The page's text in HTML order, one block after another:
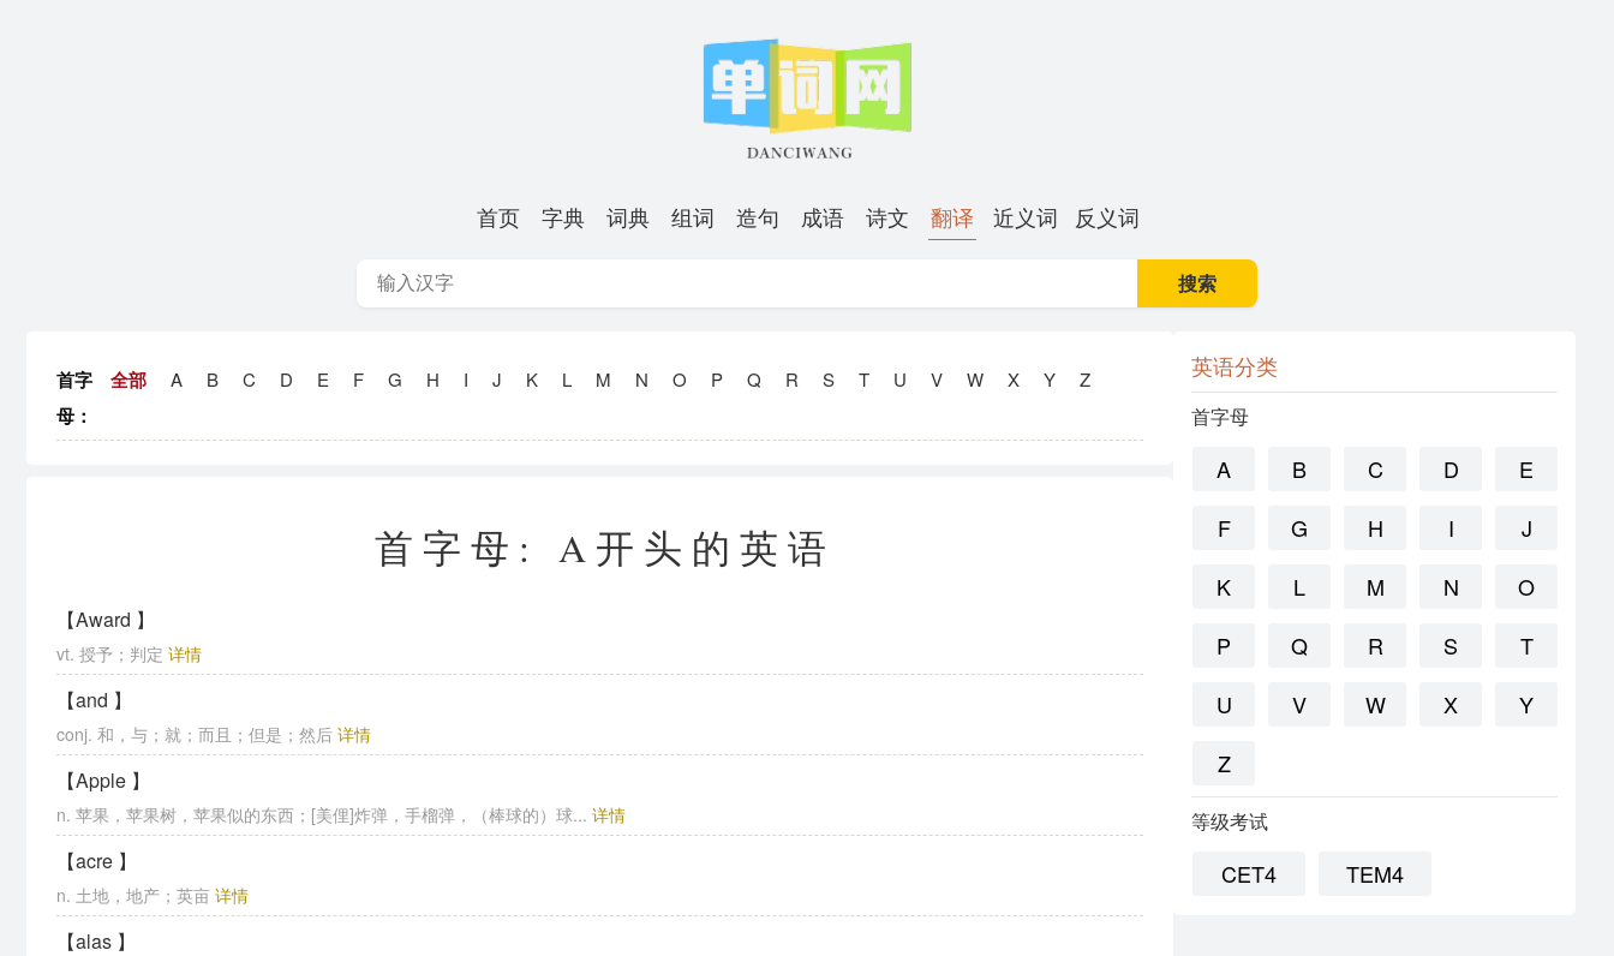
首页 字典 词典 组词 造句 成语 诗文 翻译 近义词 反义词
搜索
首字
母：
全部 A B C D E F G H I J K L M N O P Q R S T U V W X Y Z
首字母: A开头的英语
【Award 】
vt. 授予；判定 详情
【and 】
conj. 和，与；就；而且；但是；然后 详情
【Apple 】
n. 苹果，苹果树，苹果似的东西；[美俚]炸弹，手榴弹，（棒球的）球... 详情
【acre 】
n. 土地，地产；英亩 详情
【alas 】
英语分类
首字母
A B C D
E
F
G H I
J
K
L M N
O
P
Q R S
T
U
V W X
Y
Z
等级考试
CET4 TEM4